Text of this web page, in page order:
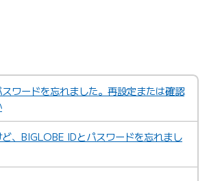
ワードを忘れました。再設定または確認
、BIGLOBE IDとパスワードを忘れまし